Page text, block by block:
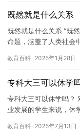
既然就是什么关系
既然就是什么关系 “既
命题，涵盖了人类社会
习…
教育百科 2025年1月28日
专科大三可以休学
专科大三可以休学吗？
业发展的学生来说，休
探讨…
教育百科 2025年7月13日